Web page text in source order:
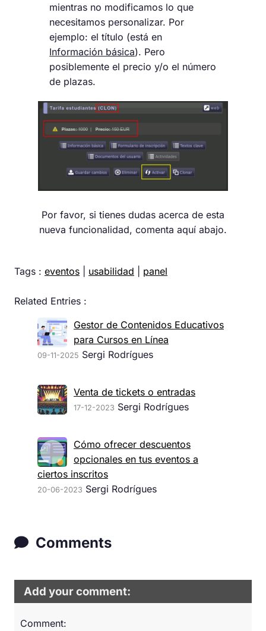
mientras no modificamos lo que
necesitamos personalizar. Por
ejemplo: el título (está en
Información básica). Pero
posiblemente el precio y/o el número
de plazas.
Por favor, si tienes dudas acerca de esta
nueva funcionalidad, comenta aquí abajo.
Tags : eventos usabilidad panel
Related Entries :
Gestor de Contenidos Educativos
para Cursos en Línea
09-11-2025 Sergi Rodrígues
Venta de tickets o entradas
17-12-2023 Sergi Rodrígues
Cómo ofrecer descuentos
opcionales en tus eventos a
ciertos inscritos
20-06-2023 Sergi Rodrígues
Comments
Add your comment:
Comment: